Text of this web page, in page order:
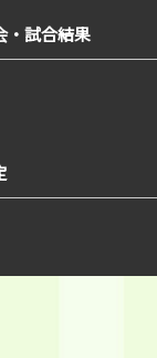
・試合結果